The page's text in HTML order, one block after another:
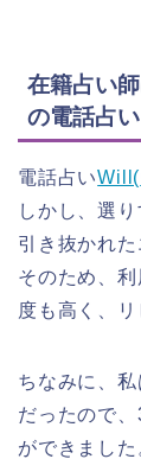
在籍占い
の電話占い
電話占いWill(
しかし、選
引き抜かれ
そのため、
度も高く、リ
ちなみに、
だったので
ができまし